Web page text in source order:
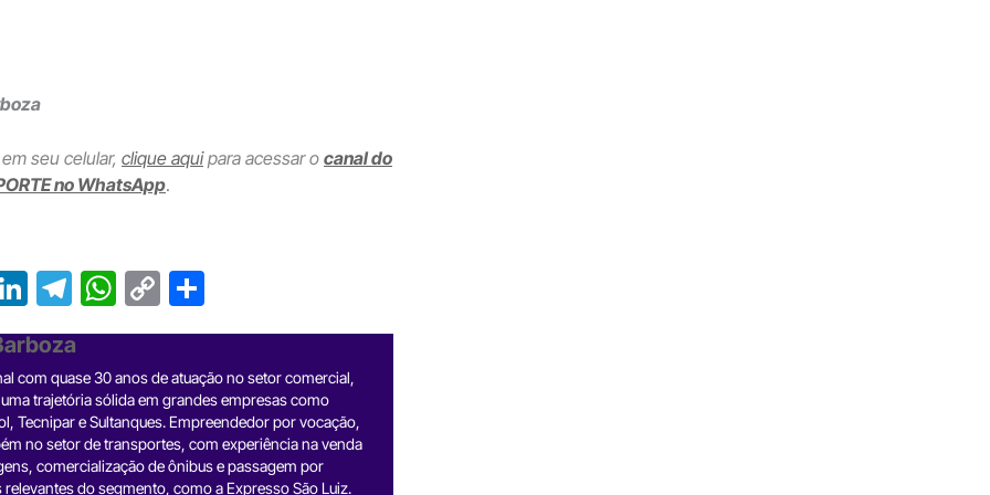
seu celular, clique aquipara acessar o canal do
no WhatsApp.
Li
n
ke
dI
n
T
el
e
gr
a
m
W
h
s
A
p
C
o
y
Li
n
h
e
com quase 30 anos de atuação no setor comercial,
trajetória sólida em grandes empresas como
Tecnipar e Sultanques. Empreendedor por vocação,
no setor de transportes, com experiência na venda
comercialização de ônibus e passagem por
relevantes do segmento, como a Expresso São Luiz.